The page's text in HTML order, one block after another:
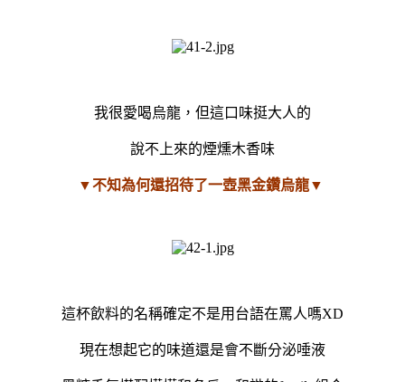
我很愛喝烏龍，但這口味挺大人的
說不上來的煙燻木香味
▼不知為何還招待了一壺黑金鑽烏龍▼
這杯飲料的名稱確定不是用台語在罵人嗎XD
現在想起它的味道還是會不斷分泌唾液